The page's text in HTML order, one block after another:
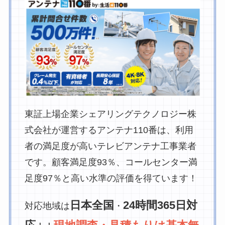
東証上場企業シェアリングテクノロジー株
式会社が運営するアンテナ110番は、利用
者の満足度が高いテレビアンテナ工事業者
です。顧客満足度93％、コールセンター満
足度97％と高い水準の評価を得ています！
対応地域は 日本全国 ・ 24時間365日対